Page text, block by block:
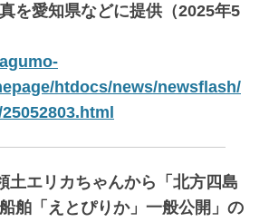
を愛知県などに提供（2025年5
htdocs/news/newsflash/
土エリカちゃんから「北方四島
舶「えとぴりか」一般公開」の